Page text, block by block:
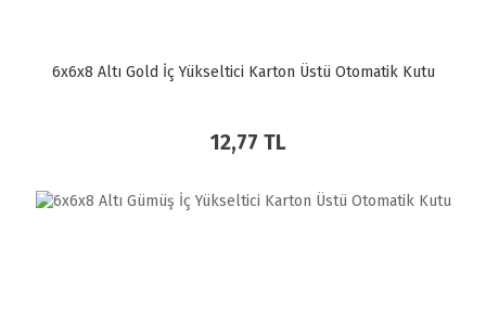
6x6x8 Altı Gold İç Yükseltici Karton Üstü Otomatik Kutu
12,77 TL